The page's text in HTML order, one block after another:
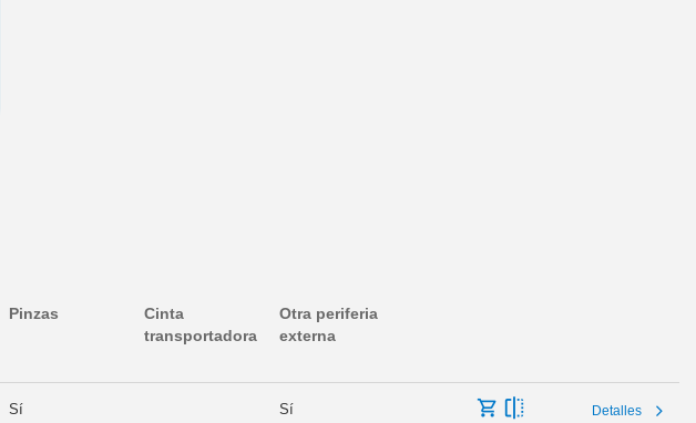
Pinzas
Cinta
transportadora
Otra periferia
externa
Sí Sí Detalles